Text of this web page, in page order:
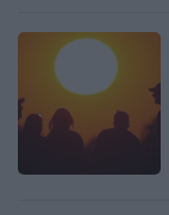
Image